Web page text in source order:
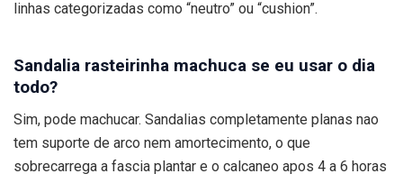
linhas categorizadas como “neutro” ou “cushion”.
Sandalia rasteirinha machuca se eu usar o dia
todo?
Sim, pode machucar. Sandalias completamente planas nao
tem suporte de arco nem amortecimento, o que
sobrecarrega a fascia plantar e o calcaneo apos 4 a 6 horas